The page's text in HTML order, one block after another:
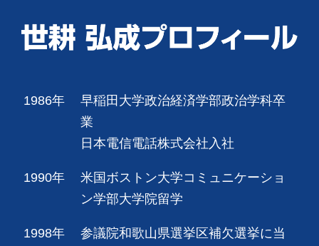
1986年
早稲田大学政治経済学部政治学科卒
業
日本電信電話株式会社入社
1990年
米国ボストン大学コミュニケーショ
ン学部大学院留学
1998年
参議院和歌山県選挙区補欠選挙に当